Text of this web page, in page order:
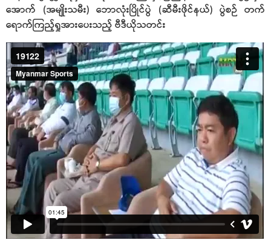
အောက် (အမျိုးသမီး) ဘောလုံးပြိုင်ပွဲ (ဆီမီးဖိုင်နယ်) ပွဲစဉ် တက်
ရောက်ကြည့်ရှုအားပေးသည့် ဗီဒီယိုသတင်း